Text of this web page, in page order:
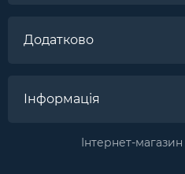
Додатково
Інформація
Інтернет-